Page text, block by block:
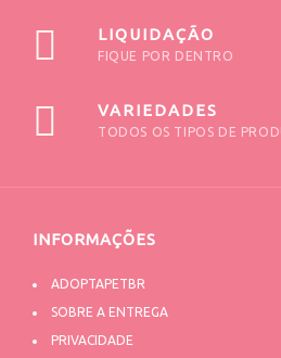
LIQUIDAÇÃO
FIQUE POR DENTRO
VARIEDADES
TODOS OS TIPOS DE
INFORMAÇÕES
ADOPTAPETBR
SOBRE A ENTREGA
PRIVACIDADE